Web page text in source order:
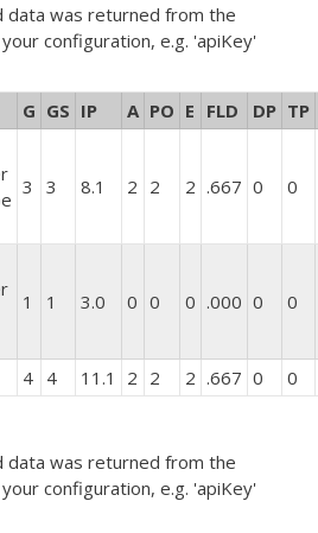
data was returned from the
configuration, e.g. 'apiKey'
G GS IP A PO E FLD DP TP
3 3 8.1 2 2 2 .667 0 0
1 1 3.0 0 0 0 .000 0 0
4 4 11.1 2 2 2 .667 0 0
data was returned from the
configuration, e.g. 'apiKey'